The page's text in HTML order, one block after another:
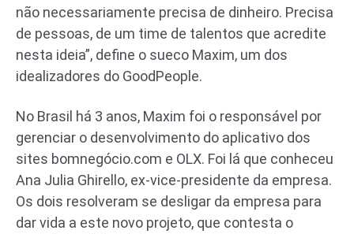
não necessariamente precisa de dinheiro. Precisa
de pessoas, de um time de talentos que acredite
nesta ideia”, define o sueco Maxim, um dos
idealizadores do GoodPeople.
No Brasil há 3 anos, Maxim foi o responsável por
gerenciar o desenvolvimento do aplicativo dos
sites bomnegócio.com e OLX. Foi lá que conheceu
Ana Julia Ghirello, ex-vice-presidente da empresa.
Os dois resolveram se desligar da empresa para
dar vida a este novo projeto, que contesta o